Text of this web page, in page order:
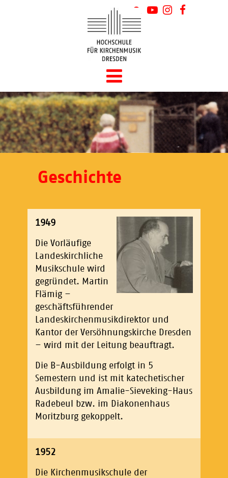
Geschichte
1949
Die Vorläufige
Landeskirchliche
Musikschule wird
gegründet. Martin
Flämig –
geschäftsführender
Landeskirchenmusikdirektor und
Kantor der Versöhnungskirche Dresden
– wird mit der Leitung beauftragt.
Die B-Ausbildung erfolgt in 5
Semestern und ist mit katechetischer
Ausbildung im Amalie-Sieveking-Haus
Radebeul bzw. im Diakonenhaus
Moritzburg gekoppelt.
1952
Die Kirchenmusikschule der